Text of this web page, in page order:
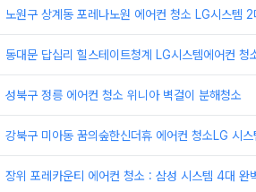
노원구 상계동 포레나노원 에어컨 청소 LG시스템 2
동대문 답십리 힐스테이트청계 LG시스템에어컨 청
성북구 정릉 에어컨 청소 위니아 벽걸이 분해청소
강북구 미아동 꿈의숲한신더휴 에어컨 청소LG 시스
장위 포레카운티 에어컨 청소 : 삼성 시스템 4대 완